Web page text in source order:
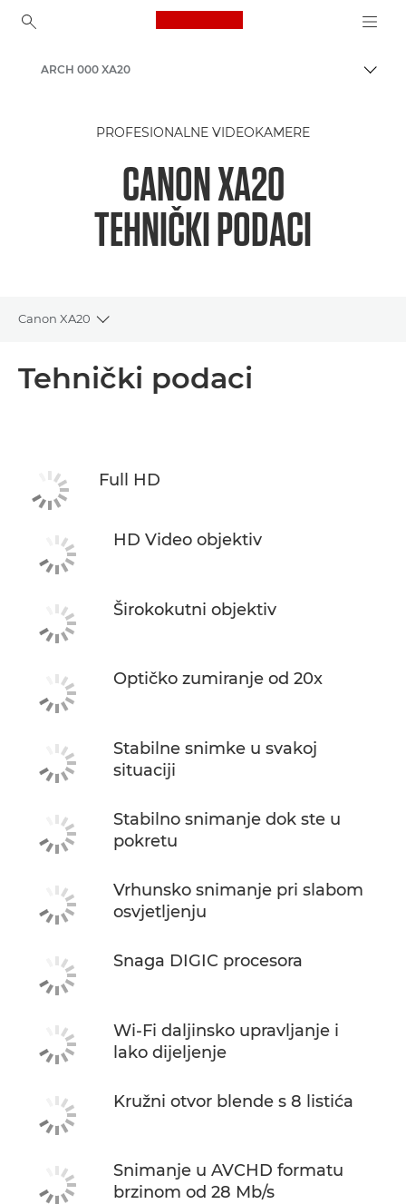
Canon Logo, back to
ARCH 000 XA20
PROFESIONALNE VIDEOKAMERE
CANON XA20
TEHNIČKI PODACI
Canon XA20
Toggle breadcrumbs
Tehnički podaci
Full HD
HD Video objektiv
Širokokutni objektiv
Optičko zumiranje od 20x
Stabilne snimke u svakoj
situaciji
Stabilno snimanje dok ste u
pokretu
Vrhunsko snimanje pri slabom
osvjetljenju
Snaga DIGIC procesora
Wi-Fi daljinsko upravljanje i
lako dijeljenje
Kružni otvor blende s 8 listića
Snimanje u AVCHD formatu
brzinom od 28 Mb/s